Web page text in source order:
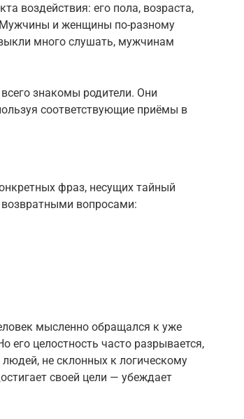
воздействия: его пола, возраста,
Мужчины и женщины по-разному
много слушать, мужчинам
знакомы родители. Они
соответствующие приёмы в
фраз, несущих тайный
вопросами:
мысленно обращался к уже
целостность часто разрывается,
не склонных к логическому
своей цели — убеждает